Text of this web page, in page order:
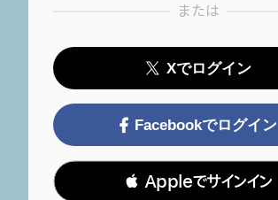
または
Xでログイン
Facebookでログイン
 Appleでサインイン